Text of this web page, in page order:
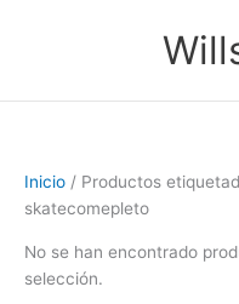
Inicio / Productos
skatecomepleto
No se han encontrado
selección.